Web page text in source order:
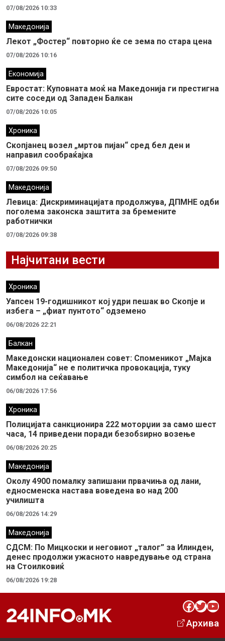
07/08/2026 10:33
Македонија
Лекот „Фостер“ повторно ќе се зема по стара цена
07/08/2026 10:16
Економија
Евростат: Куповната моќ на Македонија ги престигна
сите соседи од Западен Балкан
07/08/2026 10:05
Хроника
Скопјанец возел „мртов пијан“ сред бел ден и
направил сообраќајка
07/08/2026 09:50
Македонија
Левица: Дискриминацијата продолжува, ДПМНЕ одби
поголема законска заштита за бремените
работнички
07/08/2026 09:38
Најчитани вести
Хроника
Уапсен 19-годишникот кој удри пешак во Скопје и
избега – „фиат пунтото“ одземено
06/08/2026 22:21
Балкан
Македонски национален совет: Споменикот „Мајка
Македонија“ не е политичка провокација, туку
симбол на сеќавање
06/08/2026 17:56
Хроника
Полицијата санкционира 222 моторџии за само шест
часа, 14 приведени поради безобѕирно возење
06/08/2026 20:25
Македонија
Околу 4900 помалку запишани првачиња од лани,
едносменска настава воведена во над 200
училишта
06/08/2026 14:29
Македонија
СДСМ: По Мицкоски и неговиот „талог” за Илинден,
денес продолжи ужасното навредување од страна
на Стоилковиќ
06/08/2026 19:28
Facebook Twitter YouTube
Архива